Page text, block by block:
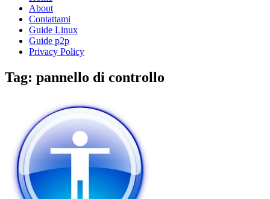
About
Contattami
Guide Linux
Guide p2p
Privacy Policy
Tag: pannello di controllo